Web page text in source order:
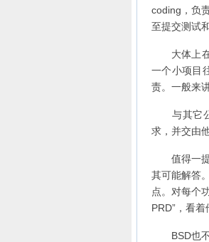
coding，负
至提交测试
大体上在
一个小项目
责。一般来
与其它公
求，并交由
值得一提
其可能解答
点。对每个
PRD”，看
BSD也不